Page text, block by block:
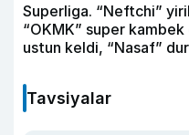
Superliga. “Neftchi”
“OKMK” super
ustun keldi, “Nasaf”
Tavsiyalar